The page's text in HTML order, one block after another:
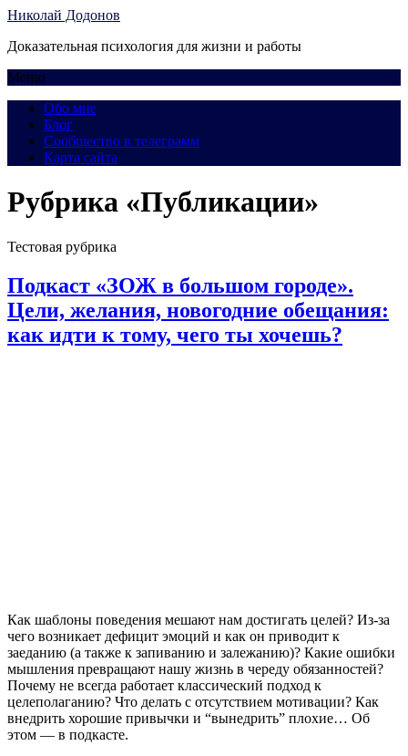
Николай Додонов
Доказательная психология для жизни и работы
Меню
Обо мне
Блог
Сообщество в телеграмм
Карта сайта
Рубрика «Публикации»
Тестовая рубрика
Подкаст «ЗОЖ в большом городе».
Цели, желания, новогодние обещания:
как идти к тому, чего ты хочешь?
Как шаблоны поведения мешают нам достигать целей? Из-за
чего возникает дефицит эмоций и как он приводит к
заеданию (а также к запиванию и залежанию)? Какие ошибки
мышления превращают нашу жизнь в череду обязанностей?
Почему не всегда работает классический подход к
целеполаганию? Что делать с отсутствием мотивации? Как
внедрить хорошие привычки и “вынедрить” плохие… Об
этом — в подкасте.